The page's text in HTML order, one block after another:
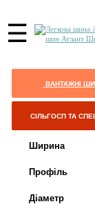
☰
ВАНТАЖНІ
СІЛЬГОСП ТА
Ширина
Профіль
Діаметр